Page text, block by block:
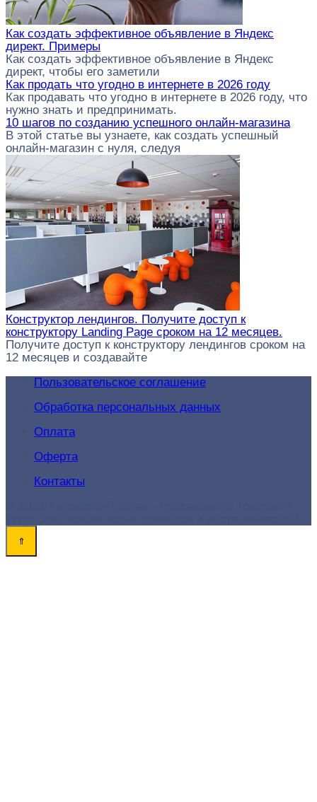
Как создать эффективное объявление в Яндекс
директ. Примеры
Как создать эффективное объявление в Яндекс
директ, чтобы его заметили
Как продать что угодно в интернете в 2026 году
Как продавать что угодно в интернете в 2026 году, что
нужно знать и предпринимать.
10 шагов по созданию успешного онлайн-магазина
В этой статье вы узнаете, как создать успешный
онлайн-магазин с нуля, следуя
Конструктор лендингов. Получите доступ к
конструктору Landing Page сроком на 12 месяцев.
Получите доступ к конструктору лендингов сроком на
12 месяцев и создавайте
Пользовательское соглашение
Обработка персональных данных
Оплата
Оферта
Контакты